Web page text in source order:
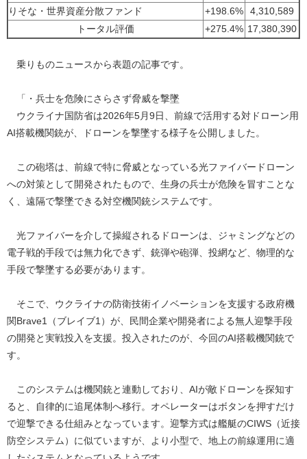
りそな・世界資産分散ファンド
+198.6%
4,310,589
トータル評価
+275.4% 17,380,390
乗りものニュースから表題の記事です。
「・兵士を危険にさらさず脅威を撃墜
ウクライナ国防省は2026年5月9日、前線で活用する対ドローン用
AI搭載機関銃が、ドローンを撃墜する様子を公開しました。
この砲塔は、前線で特に脅威となっている光ファイバードローン
への対策として開発されたもので、生身の兵士が危険を冒すことな
く、遠隔で撃墜できる対空機関銃システムです。
光ファイバーを介して操縦されるドローンは、ジャミングなどの
電子戦的手段では無力化できず、銃弾や砲弾、投網など、物理的な
手段で撃墜する必要があります。
そこで、ウクライナの防衛技術イノベーションを支援する政府機
関Brave1（ブレイブ1）が、民間企業や開発者による無人迎撃手段
の開発と実戦投入を支援。投入されたのが、今回のAI搭載機関銃で
す。
このシステムは機関銃と連動しており、AIが敵ドローンを探知す
ると、自律的に追尾体制へ移行。オペレーターはボタンを押すだけ
で迎撃できる仕組みとなっています。迎撃方式は艦艇のCIWS（近接
防空システム）に似ていますが、より小型で、地上の前線運用に適